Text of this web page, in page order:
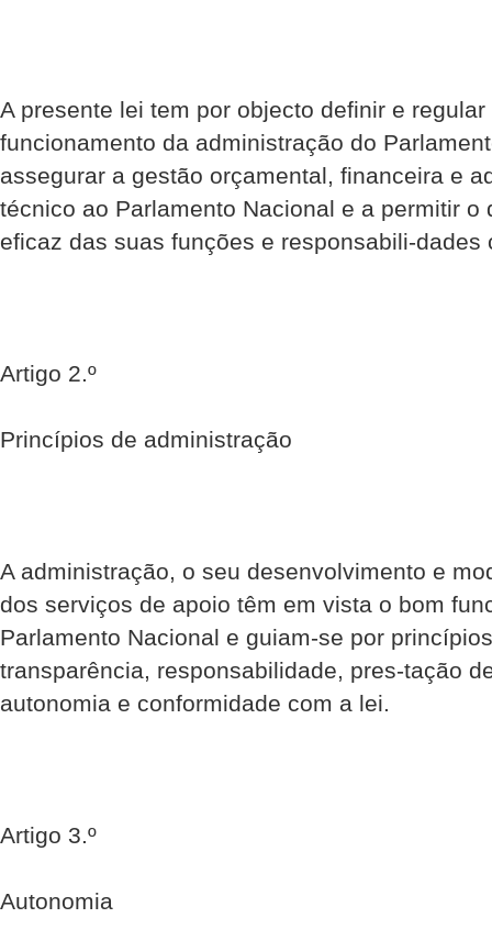
A presente lei tem por objecto definir e
funcionamento da administração do
assegurar a gestão orçamental, financeira e
técnico ao Parlamento Nacional e a permitir o
eficaz das suas funções e responsabili-
Artigo 2.º
Princípios de administração
A administração, o seu desenvolvimento e
dos serviços de apoio têm em vista o bom
Parlamento Nacional e guiam-se por
transparência, responsabilidade, pres-tação
autonomia e conformidade com a lei.
Artigo 3.º
Autonomia